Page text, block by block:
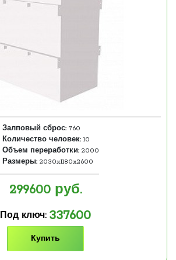
Залповый сброс: 760
Количество человек: 10
Объем переработки: 2000
Размеры: 2030x1180x2600
299600 руб.
Под ключ: 337600
Купить